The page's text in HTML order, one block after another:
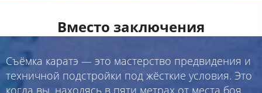
Вместо заключения
Съёмка каратэ — это мастерство предвидения и
техничной подстройки под жёсткие условия. Это
когда вы, находясь в пяти метрах от места боя,